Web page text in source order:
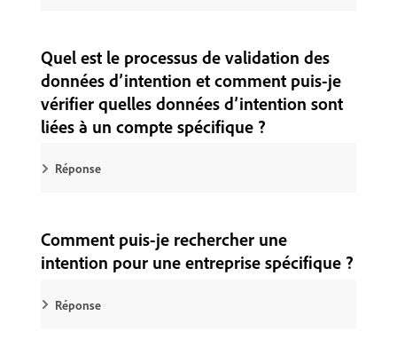
Quel est le processus de validation des
données d’intention et comment puis-je
vérifier quelles données d’intention sont
liées à un compte spécifique ?
Réponse
Comment puis-je rechercher une
intention pour une entreprise spécifique ?
Réponse